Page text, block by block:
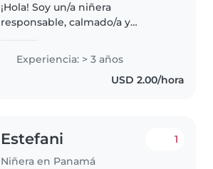
¡Hola! Soy un/a niñera
responsable, calmado/a y
de experiencia cuidando niños
de todas las edades, incluyendo
bebés, niños pequeños y
Experiencia: > 3 años
USD 2.00/hora
Estefani
Niñera en Panamá
1